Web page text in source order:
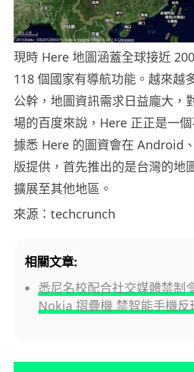
現時 Here 地圖涵蓋全球接近
118 個國家有導航功能。越來越
公幹，地圖資訊需求日益龐大，
場的百度來說，Here 正正是一
據悉 Here 的圖資會在 Android
版提供，首先推出的是台灣的地
擴展至其他地區。
來源：techcrunch
相關文章:
悉尼名校配合社交媒體禁制
Nokia 摺疊機 禁智能手機反